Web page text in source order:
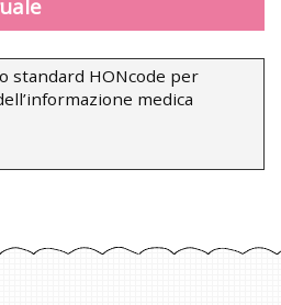
standard HONcode per
medica